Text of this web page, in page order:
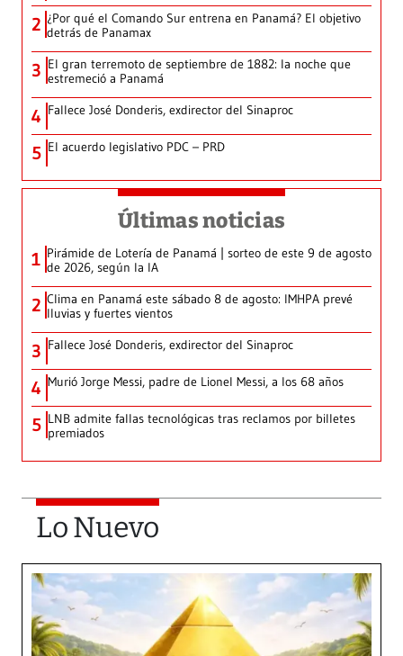
2 ¿Por qué el Comando Sur entrena en Panamá? El objetivo
detrás de Panamax
3 El gran terremoto de septiembre de 1882: la noche que
estremeció a Panamá
4 Fallece José Donderis, exdirector del Sinaproc
5 El acuerdo legislativo PDC – PRD
Últimas noticias
1 Pirámide de Lotería de Panamá | sorteo de este 9 de agosto
de 2026, según la IA
2 Clima en Panamá este sábado 8 de agosto: IMHPA prevé
lluvias y fuertes vientos
3 Fallece José Donderis, exdirector del Sinaproc
4 Murió Jorge Messi, padre de Lionel Messi, a los 68 años
5 LNB admite fallas tecnológicas tras reclamos por billetes
premiados
Lo Nuevo